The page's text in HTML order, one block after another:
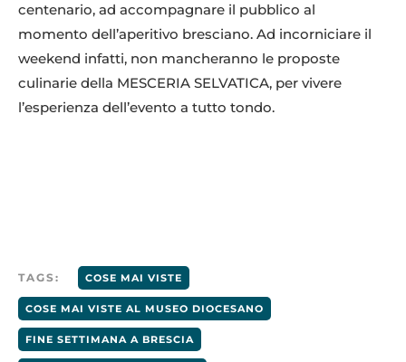
centenario, ad accompagnare il pubblico al
momento dell’aperitivo bresciano. Ad incorniciare il
weekend infatti, non mancheranno le proposte
culinarie della MESCERIA SELVATICA, per vivere
l’esperienza dell’evento a tutto tondo.
TAGS: COSE MAI VISTE
COSE MAI VISTE AL MUSEO DIOCESANO
FINE SETTIMANA A BRESCIA